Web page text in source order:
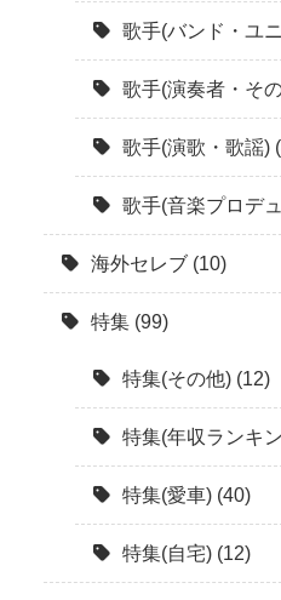
歌手(バンド・ユ
歌手(演奏者・そ
歌手(演歌・歌謡)
歌手(音楽プロデ
海外セレブ (10)
特集 (99)
特集(その他) (12)
特集(年収ランキ
特集(愛車) (40)
特集(自宅) (12)